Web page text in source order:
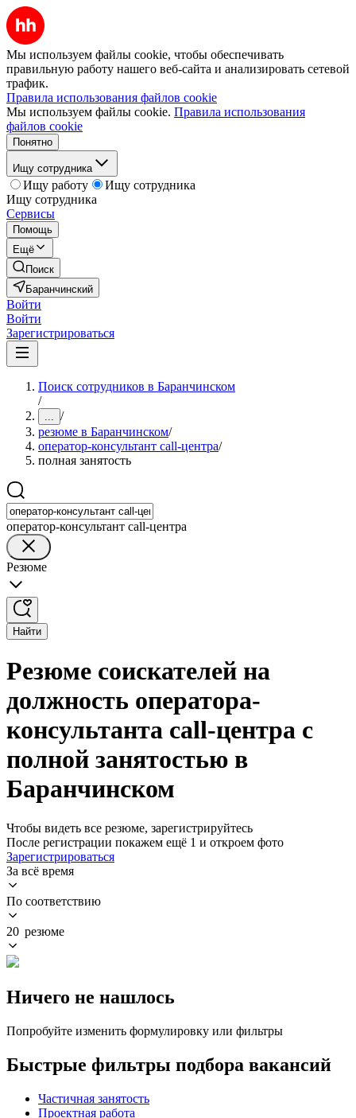
Мы используем файлы cookie, чтобы обеспечивать
правильную работу нашего веб-сайта и анализировать сетевой
трафик.
Правила использования файлов cookie
Мы используем файлы cookie. Правила использования
файлов cookie
Понятно
Ищу сотрудника
Ищу работу
Ищу сотрудника
Ищу сотрудника
Сервисы
Помощь
Ещё
Поиск
Баранчинский
Войти
Войти
Зарегистрироваться
Поиск сотрудников в Баранчинском
/
... /
резюме в Баранчинском/
оператор-консультант call-центра/
полная занятость
оператор-консультант call-центра
Резюме
Найти
Резюме соискателей на
должность оператора-
консультанта call-центра с
полной занятостью в
Баранчинском
Чтобы видеть все резюме, зарегистрируйтесь
После регистрации покажем ещё 1 и откроем фото
Зарегистрироваться
За всё время
По соответствию
20 резюме
Ничего не нашлось
Попробуйте изменить формулировку или фильтры
Быстрые фильтры подбора вакансий
Частичная занятость
Проектная работа